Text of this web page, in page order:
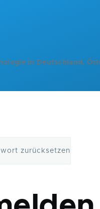
in Deutschland,
zurücksetzen